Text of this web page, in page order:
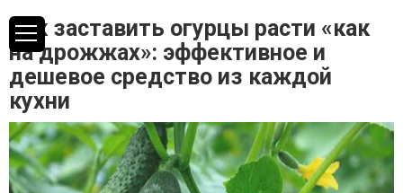
Как заставить огурцы расти «как
на дрожжах»: эффективное и
дешевое средство из каждой
кухни